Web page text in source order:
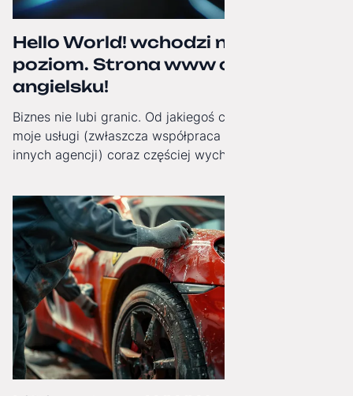
Hello World! wchodzi na wyższy
poziom. Strona www oficjalnie po
angielsku!
Biznes nie lubi granic. Od jakiegoś czasu obserwuję, jak
moje usługi (zwłaszcza współpraca White-Label dla
innych agencji) coraz częściej wychodzą poza Polskę.
angielską wersję językową!